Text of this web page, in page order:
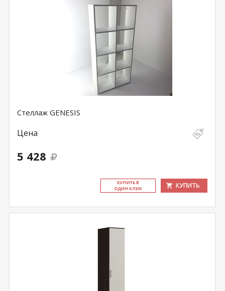
Стеллаж GENESIS
Цена
5 428
КУ­ПИТЬ В
ОДИН КЛИК
КУПИТЬ